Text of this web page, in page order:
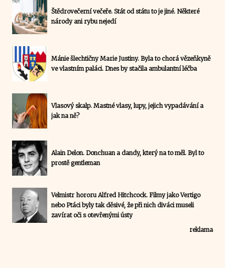
Štědrovečerní večeře. Stát od státu to je jiné. Některé
národy ani rybu nejedí
Mánie šlechtičny Marie Justiny. Byla to chorá vězeňkyně
ve vlastním paláci. Dnes by stačila ambulantní léčba
Vlasový skalp. Mastné vlasy, lupy, jejich vypadávání a
jak na ně?
Alain Delon. Donchuan a dandy, který na to měl. Byl to
prostě gentleman
Velmistr hororu Alfred Hitchcock. Filmy jako Vertigo
nebo Ptáci byly tak děsivé, že při nich diváci museli
zavírat oči s otevřenými ústy
reklama